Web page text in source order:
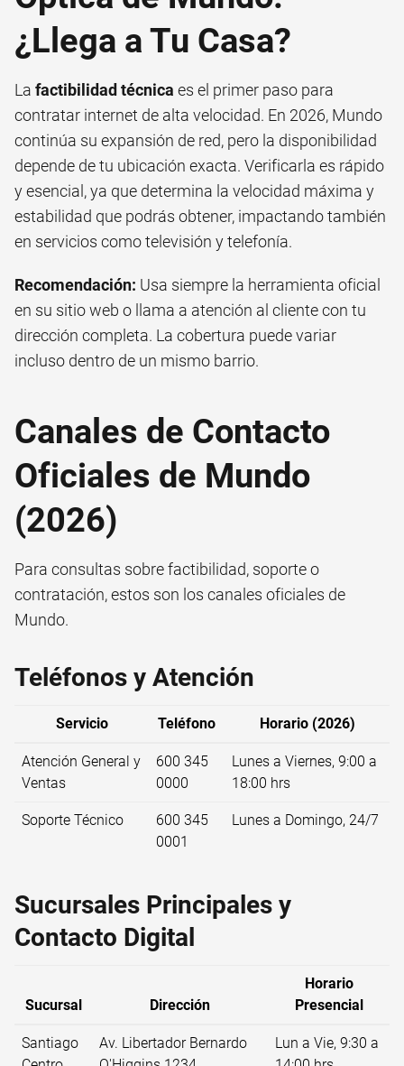
¿Llega a Tu Casa?
La factibilidad técnica es el primer paso para
contratar internet de alta velocidad. En 2026, Mundo
continúa su expansión de red, pero la disponibilidad
depende de tu ubicación exacta. Verificarla es rápido
y esencial, ya que determina la velocidad máxima y
estabilidad que podrás obtener, impactando también
en servicios como televisión y telefonía.
Recomendación: Usa siempre la herramienta oficial
en su sitio web o llama a atención al cliente con tu
dirección completa. La cobertura puede variar
incluso dentro de un mismo barrio.
Canales de Contacto
Oficiales de Mundo
(2026)
Para consultas sobre factibilidad, soporte o
contratación, estos son los canales oficiales de
Mundo.
Teléfonos y Atención
Servicio Teléfono Horario (2026)
Atención General y
Ventas
600 345
0000
Lunes a Viernes, 9:00 a
18:00 hrs
Soporte Técnico
600 345
0001
Lunes a Domingo, 24/7
Sucursales Principales y
Contacto Digital
Sucursal Dirección
Horario
Presencial
Santiago
Av. Libertador Bernardo
Lun a Vie, 9:30 a